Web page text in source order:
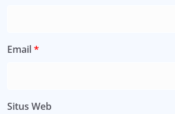
Email*
Situs Web